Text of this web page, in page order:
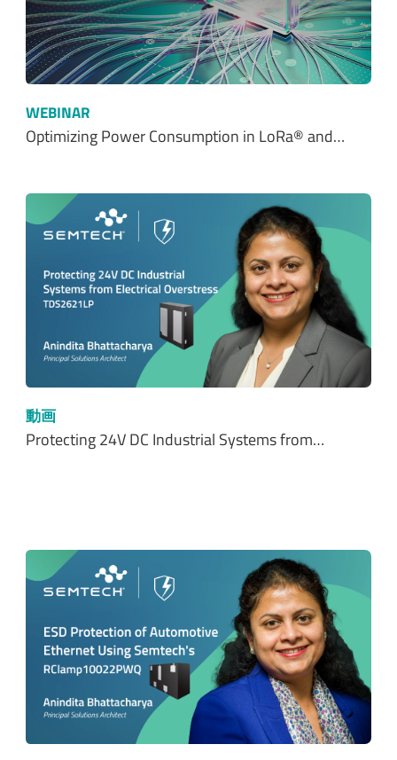
WEBINAR
Optimizing Power Consumption in LoRa® and…
動画
Protecting 24V DC Industrial Systems from…